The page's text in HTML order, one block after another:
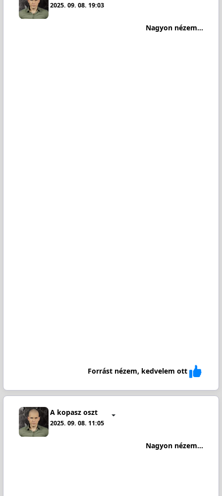
2025. 09. 08. 19:03
Nagyon nézem...
Forrást nézem, kedvelem ott
A kopasz oszt
2025. 09. 08. 11:05
Nagyon nézem...